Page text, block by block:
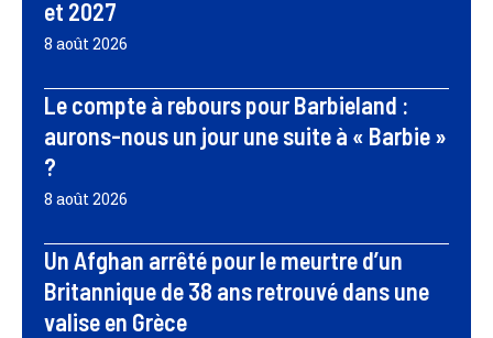
et 2027
8 août 2026
Le compte à rebours pour Barbieland :
aurons-nous un jour une suite à « Barbie »
?
8 août 2026
Un Afghan arrêté pour le meurtre d’un
Britannique de 38 ans retrouvé dans une
valise en Grèce